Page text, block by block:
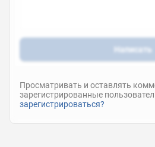
Написать
Просматривать и оставлять
зарегистрированные
зарегистрироваться?